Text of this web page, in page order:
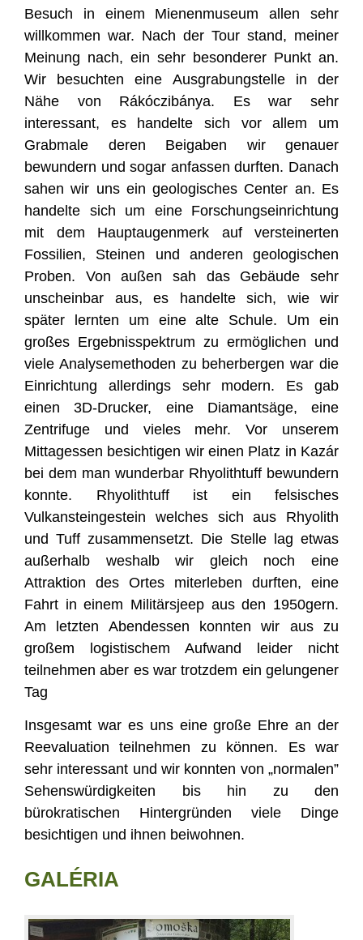
Besuch in einem Mienenmuseum allen sehr
willkommen war. Nach der Tour stand, meiner
Meinung nach, ein sehr besonderer Punkt an.
Wir besuchten eine Ausgrabungstelle in der
Nähe von Rákóczibánya. Es war sehr
interessant, es handelte sich vor allem um
Grabmale deren Beigaben wir genauer
bewundern und sogar anfassen durften. Danach
sahen wir uns ein geologisches Center an. Es
handelte sich um eine Forschungseinrichtung
mit dem Hauptaugenmerk auf versteinerten
Fossilien, Steinen und anderen geologischen
Proben. Von außen sah das Gebäude sehr
unscheinbar aus, es handelte sich, wie wir
später lernten um eine alte Schule. Um ein
großes Ergebnisspektrum zu ermöglichen und
viele Analysemethoden zu beherbergen war die
Einrichtung allerdings sehr modern. Es gab
einen 3D-Drucker, eine Diamantsäge, eine
Zentrifuge und vieles mehr. Vor unserem
Mittagessen besichtigen wir einen Platz in Kazár
bei dem man wunderbar Rhyolithtuff bewundern
konnte. Rhyolithtuff ist ein felsisches
Vulkansteingestein welches sich aus Rhyolith
und Tuff zusammensetzt. Die Stelle lag etwas
außerhalb weshalb wir gleich noch eine
Attraktion des Ortes miterleben durften, eine
Fahrt in einem Militärsjeep aus den 1950gern.
Am letzten Abendessen konnten wir aus zu
großem logistischem Aufwand leider nicht
teilnehmen aber es war trotzdem ein gelungener
Tag
Insgesamt war es uns eine große Ehre an der
Reevaluation teilnehmen zu können. Es war
sehr interessant und wir konnten von „normalen”
Sehenswürdigkeiten bis hin zu den
bürokratischen Hintergründen viele Dinge
besichtigen und ihnen beiwohnen.
GALÉRIA